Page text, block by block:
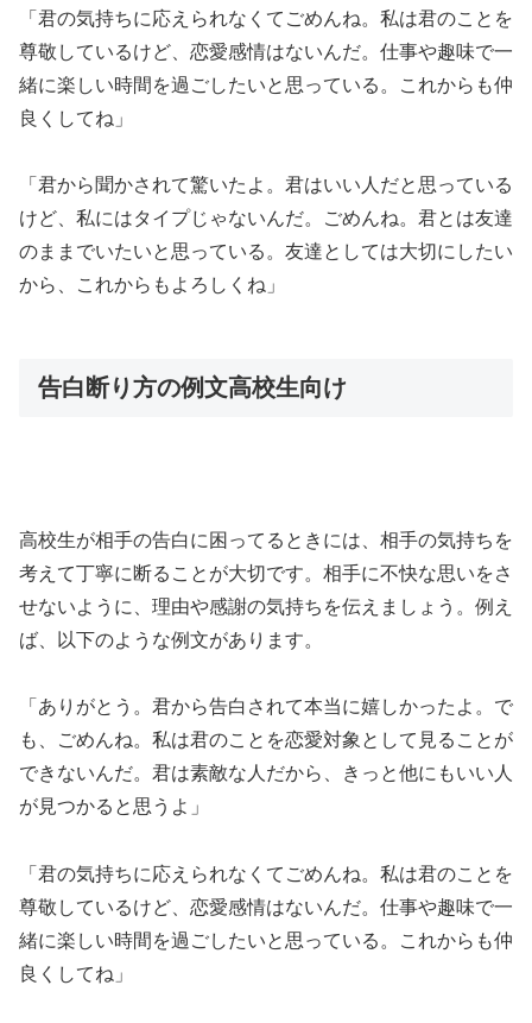
「君の気持ちに応えられなくてごめんね。私は君のことを
尊敬しているけど、恋愛感情はないんだ。仕事や趣味で一
緒に楽しい時間を過ごしたいと思っている。これからも仲
良くしてね」
「君から聞かされて驚いたよ。君はいい人だと思っている
けど、私にはタイプじゃないんだ。ごめんね。君とは友達
のままでいたいと思っている。友達としては大切にしたい
から、これからもよろしくね」
告白断り方の例文高校生向け
高校生が相手の告白に困ってるときには、相手の気持ちを
考えて丁寧に断ることが大切です。相手に不快な思いをさ
せないように、理由や感謝の気持ちを伝えましょう。例え
ば、以下のような例文があります。
「ありがとう。君から告白されて本当に嬉しかったよ。で
も、ごめんね。私は君のことを恋愛対象として見ることが
できないんだ。君は素敵な人だから、きっと他にもいい人
が見つかると思うよ」
「君の気持ちに応えられなくてごめんね。私は君のことを
尊敬しているけど、恋愛感情はないんだ。仕事や趣味で一
緒に楽しい時間を過ごしたいと思っている。これからも仲
良くしてね」